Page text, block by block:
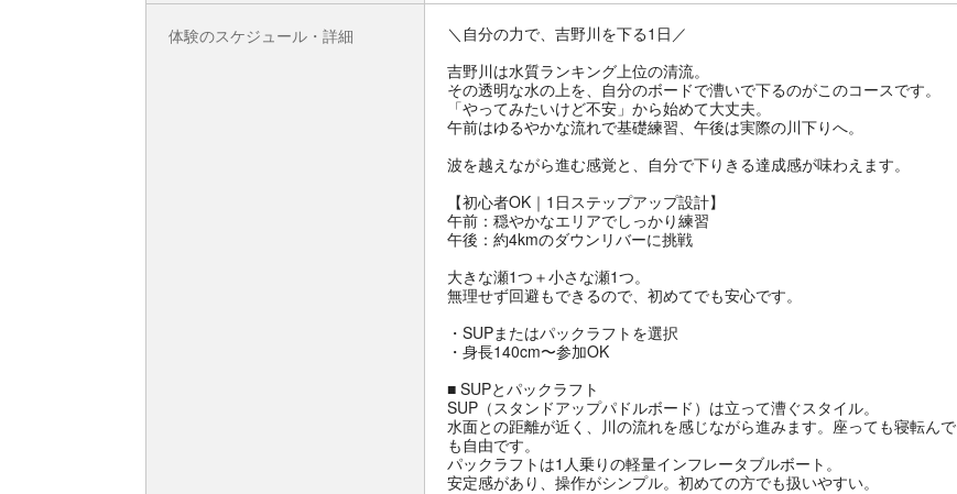
体験のスケジュール・詳細
＼自分の力で、吉野川を下る1日／
吉野川は水質ランキング上位の清流。
その透明な水の上を、自分のボードで漕いで下るのがこのコースです。
「やってみたいけど不安」から始めて大丈夫。
午前はゆるやかな流れで基礎練習、午後は実際の川下りへ。
波を越えながら進む感覚と、自分で下りきる達成感が味わえます。
【初心者OK｜1日ステップアップ設計】
午前：穏やかなエリアでしっかり練習
午後：約4kmのダウンリバーに挑戦
大きな瀬1つ＋小さな瀬1つ。
無理せず回避もできるので、初めてでも安心です。
・SUPまたはパックラフトを選択
・身長140cm〜参加OK
■ SUPとパックラフト
SUP（スタンドアップパドルボード）は立って漕ぐスタイル。
水面との距離が近く、川の流れを感じながら進みます。座っても寝転んで
も自由です。
パックラフトは1人乗りの軽量インフレータブルボート。
安定感があり、操作がシンプル。初めての方でも扱いやすい。